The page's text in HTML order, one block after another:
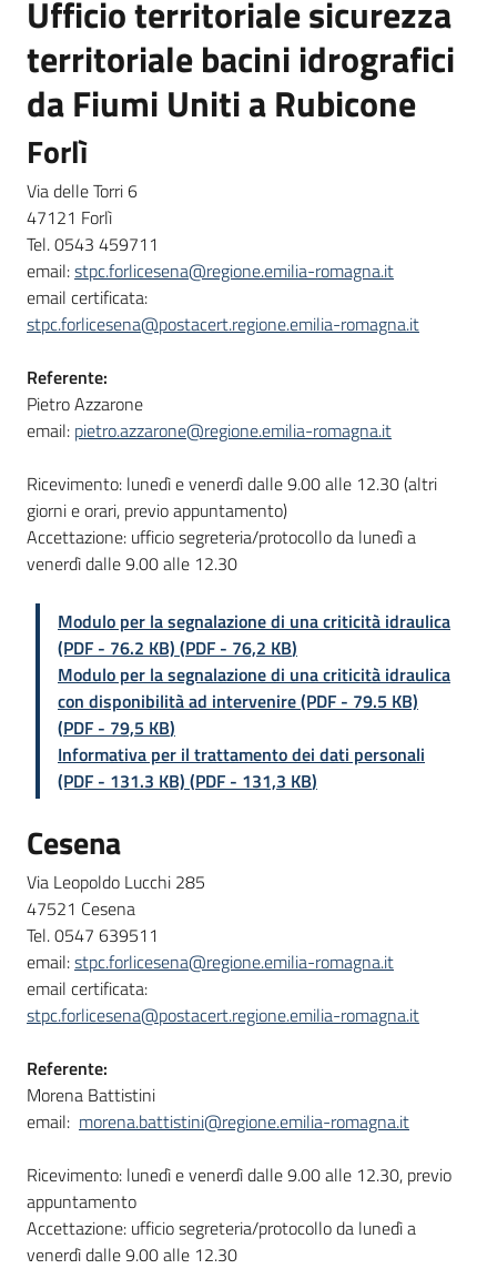
Ufficio territoriale sicurezza
territoriale bacini idrografici
da Fiumi Uniti a Rubicone
Forlì
Via delle Torri 6
47121 Forlì
Tel. 0543 459711
email:stpc.forlicesena@regione.emilia-romagna.it
email certificata:
stpc.forlicesena@postacert.regione.emilia-romagna.it
Referente:
Pietro Azzarone
email: pietro.azzarone@regione.emilia-romagna.it
Ricevimento: lunedì e venerdì dalle 9.00 alle 12.30 (altri
giorni e orari, previo appuntamento)
Accettazione: ufficio segreteria/protocollo da lunedì a
venerdì dalle 9.00 alle 12.30
Modulo per la segnalazione di una criticità idraulica
(PDF - 76.2 KB) (PDF - 76,2 KB)
Modulo per la segnalazione di una criticità idraulica
con disponibilità ad intervenire (PDF - 79.5 KB)
(PDF - 79,5 KB)
Informativa per il trattamento dei dati personali
(PDF - 131.3 KB) (PDF - 131,3 KB)
Cesena
Via Leopoldo Lucchi 285
47521 Cesena
Tel. 0547 639511
email:stpc.forlicesena@regione.emilia-romagna.it
email certificata:
stpc.forlicesena@postacert.regione.emilia-romagna.it
Referente:
Morena Battistini
email: morena.battistini@regione.emilia-romagna.it
Ricevimento: lunedì e venerdì dalle 9.00 alle 12.30, previo
appuntamento
Accettazione: ufficio segreteria/protocollo da lunedì a
venerdì dalle 9.00 alle 12.30